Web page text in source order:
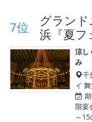
7位
グラン
浜『夏フ
涼し
み
千
イ
階宴
～